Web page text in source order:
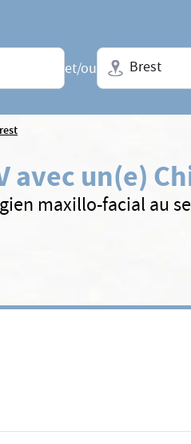
et/ou
Ville + N° de
avec un(e)
maxillo-facial au